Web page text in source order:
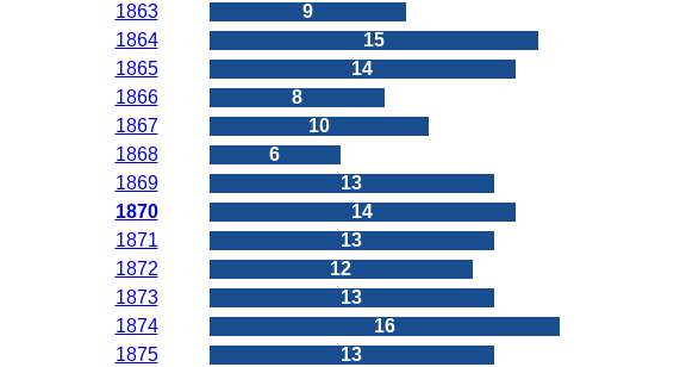
1863
9
1864
15
1865
14
1866
8
1867
10
1868
6
1869
13
1870
14
1871
13
1872
12
1873
13
1874
16
1875
13